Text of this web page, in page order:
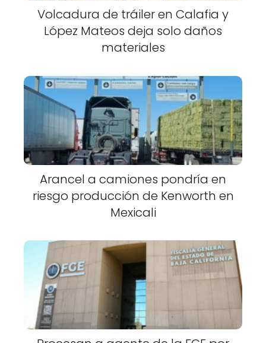
Volcadura de tráiler en Calafia y
López Mateos deja solo daños
materiales
Arancel a camiones pondría en
riesgo producción de Kenworth en
Mexicali